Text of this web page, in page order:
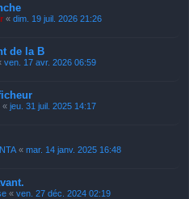
« dim. 19 juil. 2026 21:26
de la B
ven. 17 avr. 2026 06:59
« jeu. 31 juil. 2025 14:17
« mar. 14 janv. 2025 16:48
« ven. 27 déc. 2024 02:19